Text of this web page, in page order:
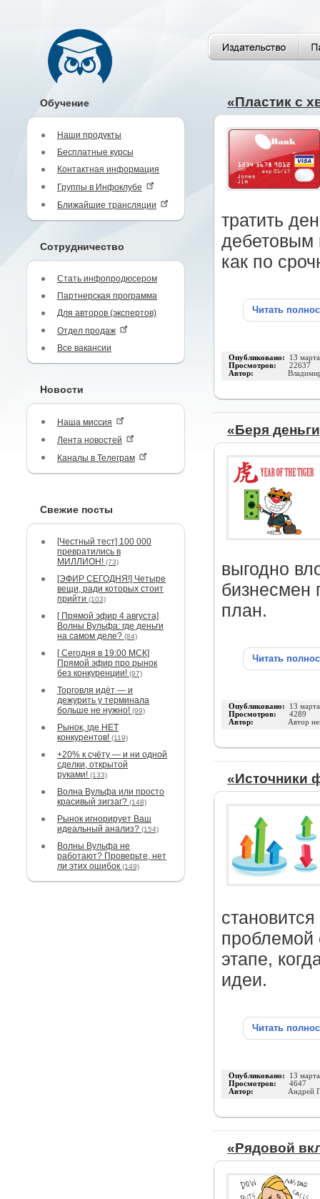
Обучение
Наши продукты
Бесплатные курсы
Контактная информация
Группы в Инфоклубе
Ближайшие трансляции
Сотрудничество
Стать инфопродюсером
Партнерская программа
Для авторов (экспертов)
Отдел продаж
Все вакансии
Новости
Наша миссия
Лента новостей
Каналы в Телеграм
Свежие посты
[Честный тест] 100 000
превратились в
МИЛЛИОН! (73)
[ЭФИР СЕГОДНЯ!] Четыре
вещи, ради которых стоит
прийти (103)
[ Прямой эфир 4 августа]
Волны Вульфа: где деньги
на самом деле? (84)
[ Сегодня в 19:00 МСК]
Прямой эфир про рынок
без конкуренции! (97)
Торговля идёт — и
дежурить у терминала
больше не нужно! (99)
Рынок, где НЕТ
конкурентов! (119)
+20% к счёту — и ни одной
сделки, открытой
руками! (133)
Волна Вульфа или просто
красивый зигзаг? (148)
Рынок игнорирует Ваш
идеальный анализ? (154)
Волны Вульфа не
работают? Проверьте, нет
ли этих ошибок (149)
«Пластик с
тратить
дебетовым
как по
Читать
Опубликовано: 13
Просмотров: 22637
Автор:
«Беря
выгодно
бизнесмен
план.
Читать
Опубликовано: 13
Просмотров: 4289
Автор: Автор
«Источники
проблемой
этапе,
идеи.
Читать
Опубликовано: 13
Просмотров: 4647
Автор: Андрей
«Рядовой